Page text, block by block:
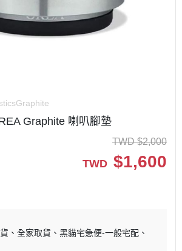
Graphite 喇叭腳墊
TWD $2,000
TWD $1,600
全家取貨
黑貓宅急便-一般宅配